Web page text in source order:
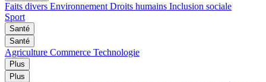
Faits divers Environnement Droits humains Inclusion sociale
Sport
Santé
Santé
Agriculture Commerce Technologie
Plus
Plus